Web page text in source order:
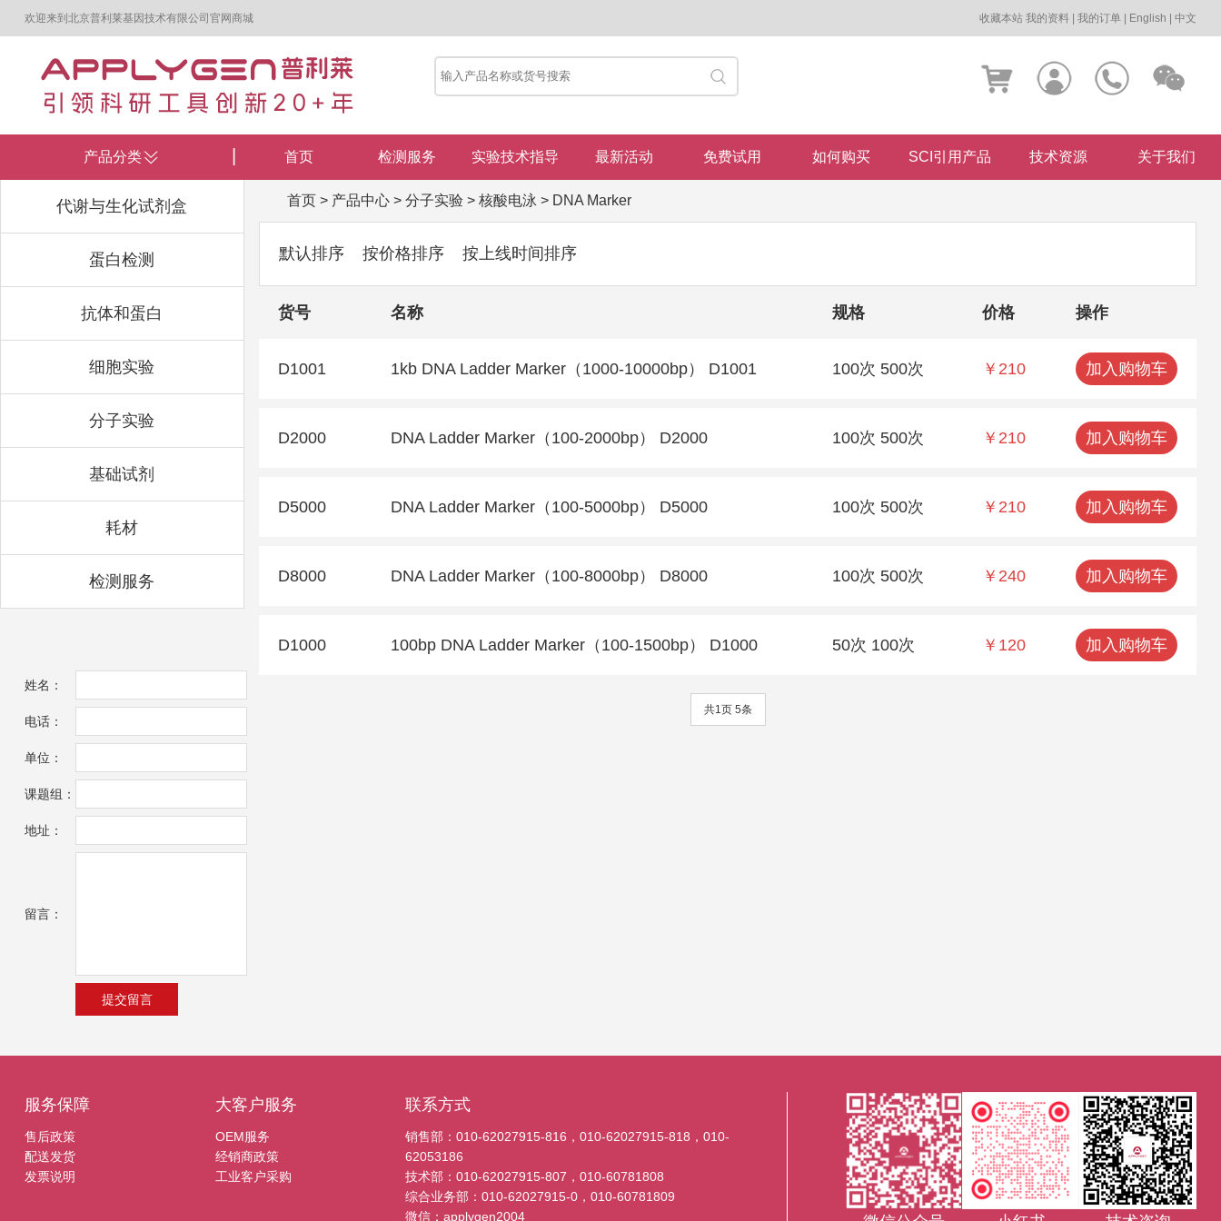
欢迎来到北京普利莱基因技术有限公司官网商城 收藏本站 我的资料 |我的订单 English |中文
产品分类
代谢与生化试剂盒
蛋白检测
抗体和蛋白
细胞实验
分子实验
基础试剂
耗材
检测服务
首页 检测服务 实验技术指导 最新活动 免费试用 如何购买 SCI引用产品 技术资源 关于我们
首页> 产品中心> 分子实验 > 核酸电泳 > DNA Marker
默认排序 按价格排序 按上线时间排序
货号 名称 规格 价格 操作
D1001 1kb DNA Ladder Marker（1000-10000bp） D1001 100次 500次 ￥210 加入购物车
D2000 DNA Ladder Marker（100-2000bp） D2000 100次 500次 ￥210 加入购物车
D5000 DNA Ladder Marker（100-5000bp） D5000 100次 500次 ￥210 加入购物车
D8000 DNA Ladder Marker（100-8000bp） D8000 100次 500次 ￥240 加入购物车
D1000 100bp DNA Ladder Marker（100-1500bp） D1000 50次 100次 ￥120 加入购物车
共1页 5条
姓名：
电话：
单位：
课题组：
地址：
留言：
服务保障
售后政策
配送发货
发票说明
大客户服务
OEM服务
经销商政策
工业客户采购
联系方式
销售部：010-62027915-816，010-62027915-818，010-
62053186
技术部：010-62027915-807，010-60781808
综合业务部：010-62027915-0，010-60781809
微信：applygen2004